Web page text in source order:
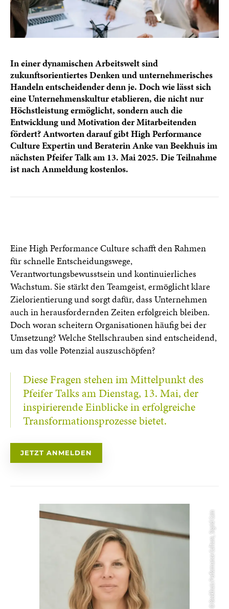
In einer dynamischen Arbeitswelt sind
zukunftsorientiertes Denken und unternehmerisches
Handeln entscheidender denn je. Doch wie lässt sich
eine Unternehmenskultur etablieren, die nicht nur
Höchstleistung ermöglicht, sondern auch die
Entwicklung und Motivation der Mitarbeitenden
fördert? Antworten darauf gibt High Performance
Culture Expertin und Beraterin Anke van Beekhuis im
nächsten Pfeifer Talk am 13. Mai 2025. Die Teilnahme
ist nach Anmeldung kostenlos.
Eine High Performance Culture schafft den Rahmen
für schnelle Entscheidungswege,
Verantwortungsbewusstsein und kontinuierliches
Wachstum. Sie stärkt den Teamgeist, ermöglicht klare
Zielorientierung und sorgt dafür, dass Unternehmen
auch in herausfordernden Zeiten erfolgreich bleiben.
Doch woran scheitern Organisationen häufig bei der
Umsetzung? Welche Stellschrauben sind entscheidend,
um das volle Potenzial auszuschöpfen?
Diese Fragen stehen im Mittelpunkt des
Pfeifer Talks am Dienstag, 13. Mai, der
inspirierende Einblicke in erfolgreiche
Transformationsprozesse bietet.
JETZT ANMELDEN
© Beekhuis Performance Culture, Sigrid Cain